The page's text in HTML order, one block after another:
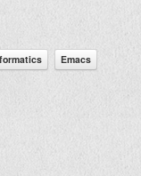
Emacs